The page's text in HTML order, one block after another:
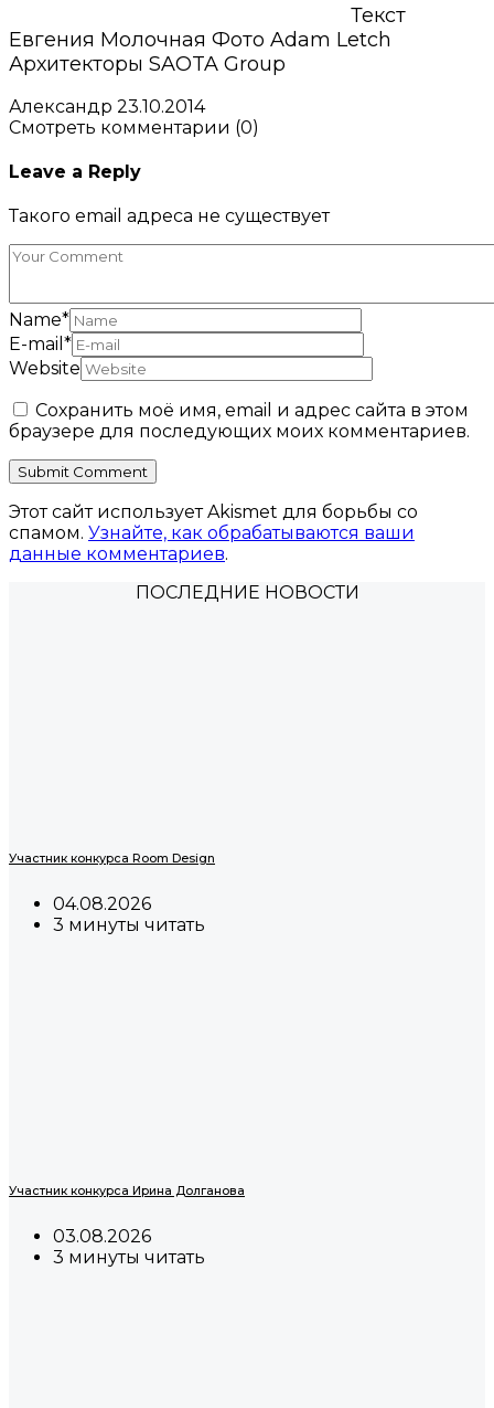
Текст
Евгения Молочная Фото Adam Letch
Архитекторы SAOTA Group
Александр 23.10.2014
Смотреть комментарии (0)
Leave a Reply
Такого email адреса не существует
Name*
E-mail *
Website
Сохранить моё имя, email и адрес сайта в этом
браузере для последующих моих комментариев.
Этот сайт использует Akismet для борьбы со
спамом. Узнайте, как обрабатываются ваши
данные комментариев.
ПОСЛЕДНИЕ НОВОСТИ
Участник конкурса Room Design
04.08.2026
3 минуты читать
Участник конкурса Ирина Долганова
03.08.2026
3 минуты читать